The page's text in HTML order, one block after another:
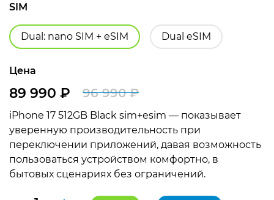
SIM
Dual: nano SIM + eSIM Dual eSIM
Цена
96 990₽
цена
составляла
96
990 ₽.
89 990 ₽
цена:
89
990 ₽.
iPhone 17 512GB Black sim+esim — показывает
уверенную производительность при
переключении приложений, давая возможность
пользоваться устройством комфортно, в
бытовых сценариях без ограничений.